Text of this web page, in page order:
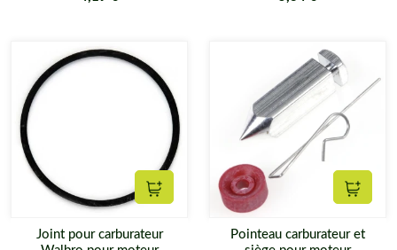
Ajouter au panier
Joint pour carburateur
Pointeau carburateur et